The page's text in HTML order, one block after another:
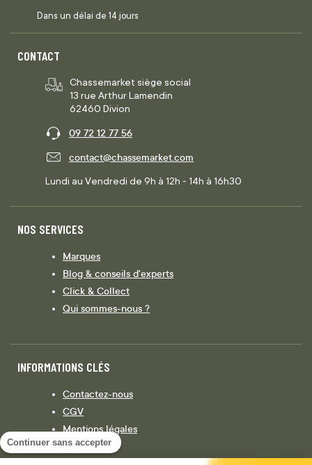
Continuer sans accepter
Dans un délai de 14 jours
CONTACT
Chassemarket siège social
13 rue Arthur Lamendin
62460 Divion
09 72 12 77 56
contact@chassemarket.com
Lundi au Vendredi de 9h à 12h - 14h à 16h30
NOS SERVICES
Marques
Blog & conseils d'experts
Click & Collect
Qui sommes-nous ?
INFORMATIONS CLÉS
Contactez-nous
CGV
Mentions légales
Législation